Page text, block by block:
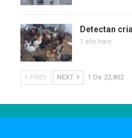
Detectan
1 año hace
PREV NEXT 1 De 22,802